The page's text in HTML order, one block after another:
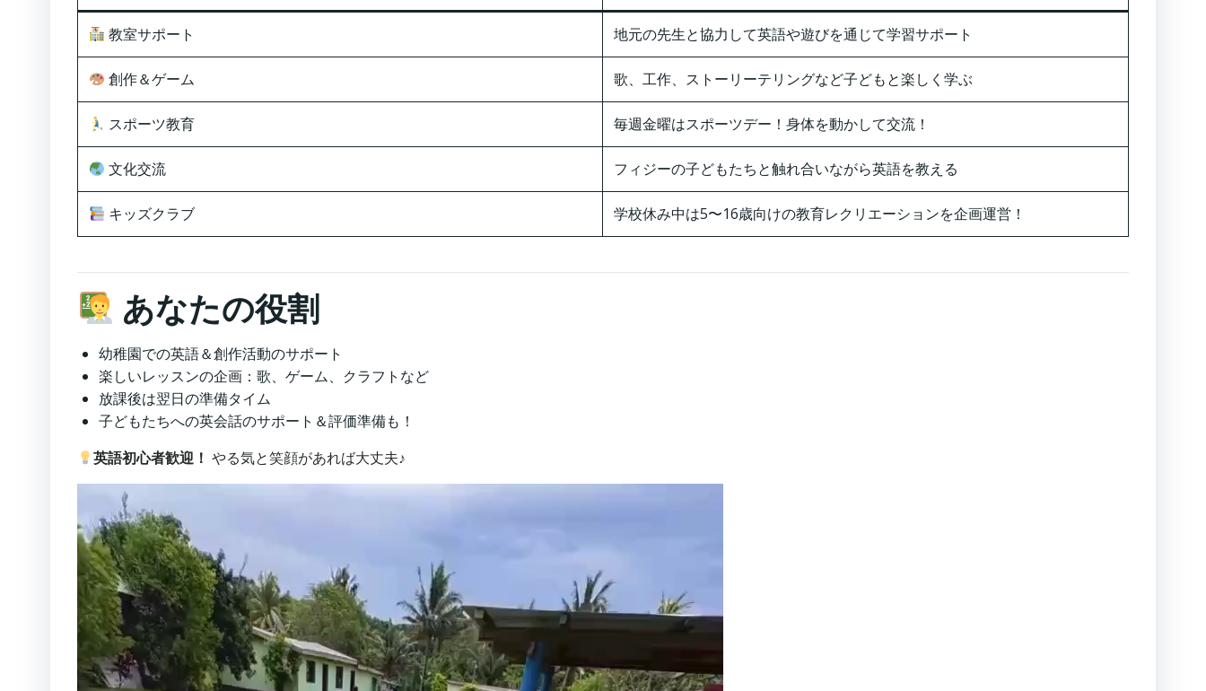
教室サポート 地元の先生と協力して英語や遊びを通じて学習サポート
創作＆ゲーム 歌、工作、ストーリーテリングなど子どもと楽しく学ぶ
スポーツ教育 毎週金曜はスポーツデー！身体を動かして交流！
文化交流 フィジーの子どもたちと触れ合いながら英語を教える
キッズクラブ 学校休み中は5〜16歳向けの教育レクリエーションを企画運営！
あなたの役割
幼稚園での英語＆創作活動のサポート
楽しいレッスンの企画：歌、ゲーム、クラフトなど
放課後は翌日の準備タイム
子どもたちへの英会話のサポート＆評価準備も！
英語初心者歓迎！ やる気と笑顔があれば大丈夫♪